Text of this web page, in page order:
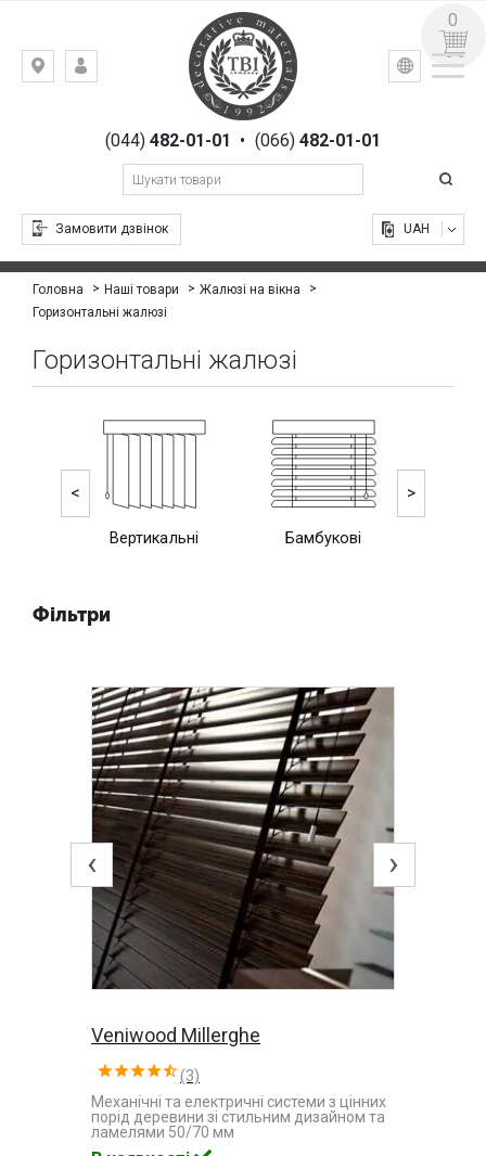
Київ,
Гоголівська,(044)482-01-01 • (066) 482-01-01
Замовити дзвінок
УКР РУС
UAH
0
Головна Наші товари
Жалюзі на вікна
Горизонтальні жалюзі
Горизонтальні жалюзі
Вертикальні Бамбукові
< >
Фільтри
‹ ›
Veniwood Millerghe
(3)
Механічні та електричні системи з цінних
порід деревини зі стильним дизайном та
ламелями 50/70 мм